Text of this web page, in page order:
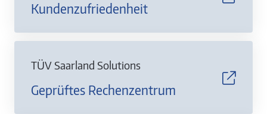
Kundenzufriedenheit
TÜV Saarland Solutions
Geprüftes Rechenzentrum